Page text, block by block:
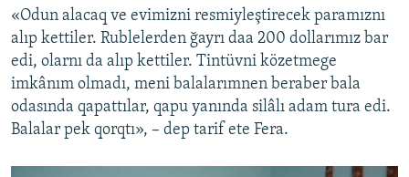
«Odun alacaq ve evimizni resmiyleştirecek paramıznı
alıp kettiler. Rublelerden ğayrı daa 200 dollarımız bar
edi, olarnı da alıp kettiler. Tintüvni közetmege
imkânım olmadı, meni balalarımnen beraber bala
odasında qapattılar, qapu yanında silâlı adam tura edi.
Balalar pek qorqtı», – dep tarif ete Fera.